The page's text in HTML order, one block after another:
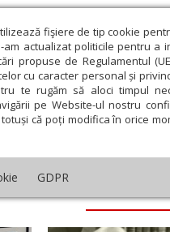
fişiere de tip cookie
am actualizat politicile pentru a
propuse de Regulamentul
cu caracter personal și
te rugăm să aloci timpul
pe Website-ul nostru
că poți modifica în orice
GDPR
Teologie și spiritualitate